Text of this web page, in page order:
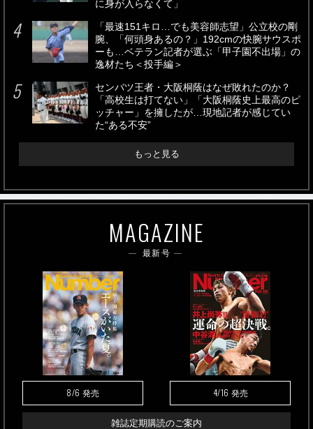
に身が入らなくて」
「最速151キロ…でも美容師志望」公立校の剛
腕、「何頭身あるの？」192cmの快腕サウスポ
ーも…ベテラン記者が選ぶ「甲子園不出場」の
逸材たち＜投手編＞
センバツ王者・大阪桐蔭はなぜ敗れたのか？
「高校生は打てない」「大阪桐蔭史上最高のピ
ッチャー」を擁したが…現地記者が感じてい
た“ある不安”
もっと見る
MAGAZINE
最新号
8/6 発売 4/16 発売
雑誌定期購読のご案内